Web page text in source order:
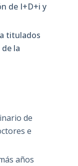
de I+D+i y
titulados
la
de
e
años